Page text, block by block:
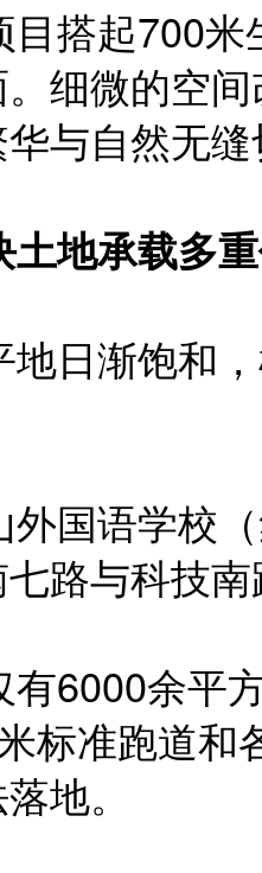
搭起700米
细微的空
与自然无
土地承载多
日渐饱和
国语学校
路与科技
6000余平
标准跑道和
地。